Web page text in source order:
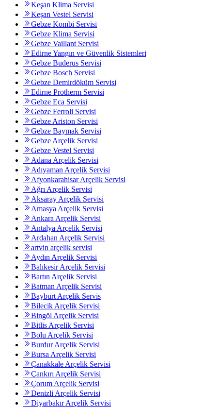
Keşan Klima Servisi
Keşan Vestel Servisi
Gebze Kombi Servisi
Gebze Klima Servisi
Gebze Vaillant Servisi
Edirne Yangın ve Güvenlik Sistemleri
Gebze Buderus Servisi
Gebze Bosch Servisi
Gebze Demirdöküm Servisi
Edirne Protherm Servisi
Gebze Eca Servisi
Gebze Ferroli Servisi
Gebze Ariston Servisi
Gebze Baymak Servisi
Gebze Arçelik Servisi
Gebze Vestel Servisi
Adana Arçelik Servisi
Adıyaman Arçelik Servisi
Afyonkarahisar Arçelik Servisi
Ağrı Arçelik Servisi
Aksaray Arçelik Servisi
Amasya Arçelik Servisi
Ankara Arçelik Servisi
Antalya Arçelik Servisi
Ardahan Arçelik Servisi
artvin arçelik servisi
Aydın Arçelik Servisi
Balıkesir Arçelik Servisi
Bartın Arçelik Servisi
Batman Arçelik Servisi
Bayburt Arçelik Servis
Bilecik Arçelik Servisi
Bingöl Arçelik Servisi
Bitlis Arçelik Servisi
Bolu Arçelik Servisi
Burdur Arçelik Servisi
Bursa Arçelik Servisi
Çanakkale Arçelik Servisi
Çankırı Arçelik Servisi
Çorum Arçelik Servisi
Denizli Arçelik Servisi
Diyarbakır Arçelik Servisi